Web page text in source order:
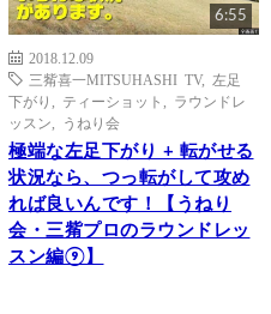
6:55
2018.12.09
三觜喜一MITSUHASHI TV, 左足
下がり
ティーショット
ラウンドレ
ッスン
うねり会
極端な左足下がり + 転がせる
状況なら、つっ転がして攻め
れば良いんです！【うねり
会・三觜プロのラウンドレッ
スン編⑨】